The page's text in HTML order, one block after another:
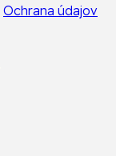
Ochrana údajov